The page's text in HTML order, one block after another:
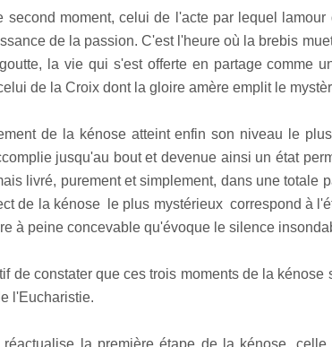
second moment, celui de l'acte par lequel
de la passion. C'est l'heure où la brebis
la vie qui s'est offerte en partage comme
de la Croix dont la gloire amère emplit le
de la kénose atteint enfin son niveau le
jusqu'au bout et devenue ainsi un état
livré, purement et simplement, dans une totale
de la kénose  le plus mystérieux  correspond à
à peine concevable qu'évoque le silence
de constater que ces trois moments de la
l'Eucharistie.
réactualise la première étape de la kénose,